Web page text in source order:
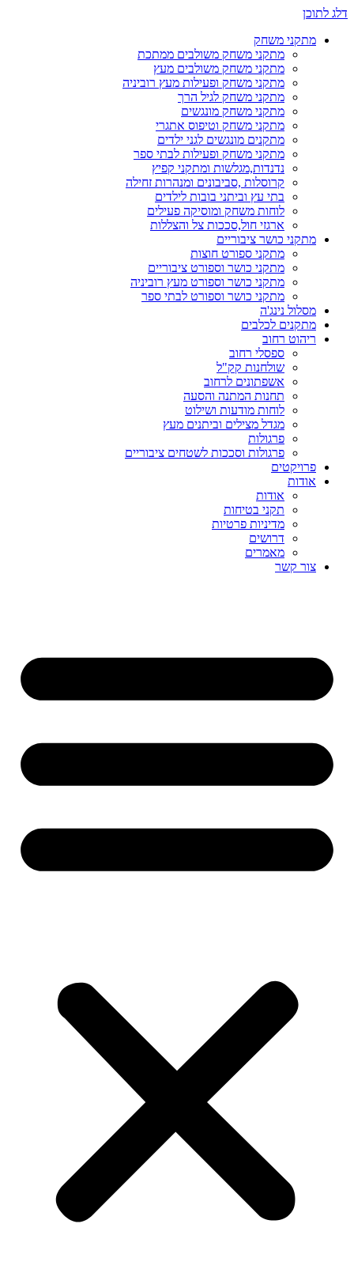
דלג לתוכן
מתקני משחק
מתקני משחק משולבים ממתכת
מתקני משחק משולבים מעץ
מתקני משחק ופעילות מעץ רוביניה
מתקני משחק לגיל הרך
מתקני משחק מונגשים
מתקני משחק וטיפוס אתגרי
מתקנים מונגשים לגני ילדים
מתקני משחק ופעילות לבתי ספר
נדנדות,מגלשות ומתקני קפיץ
קרוסלות ,סביבונים ומנהרות זחילה
בתי עץ וביתני בובות לילדים
לוחות משחק ומוסיקה פעילים
ארגזי חול,סככות צל והצללות
מתקני כושר ציבוריים
מתקני ספורט חוצות
מתקני כושר וספורט ציבוריים
מתקני כושר וספורט מעץ רוביניה
מתקני כושר וספורט לבתי ספר
מסלול נינג'ה
מתקנים לכלבים
ריהוט רחוב
ספסלי רחוב
שולחנות קק"ל
אשפתונים לרחוב
תחנות המתנה והסעה
לוחות מודעות ושילוט
מגדל מצילים וביתנים מעץ
פרגולות
פרגולות וסככות לשטחים ציבוריים
פרויקטים
אודות
אודות
תקני בטיחות
מדיניות פרטיות
דרושים
מאמרים
צור קשר